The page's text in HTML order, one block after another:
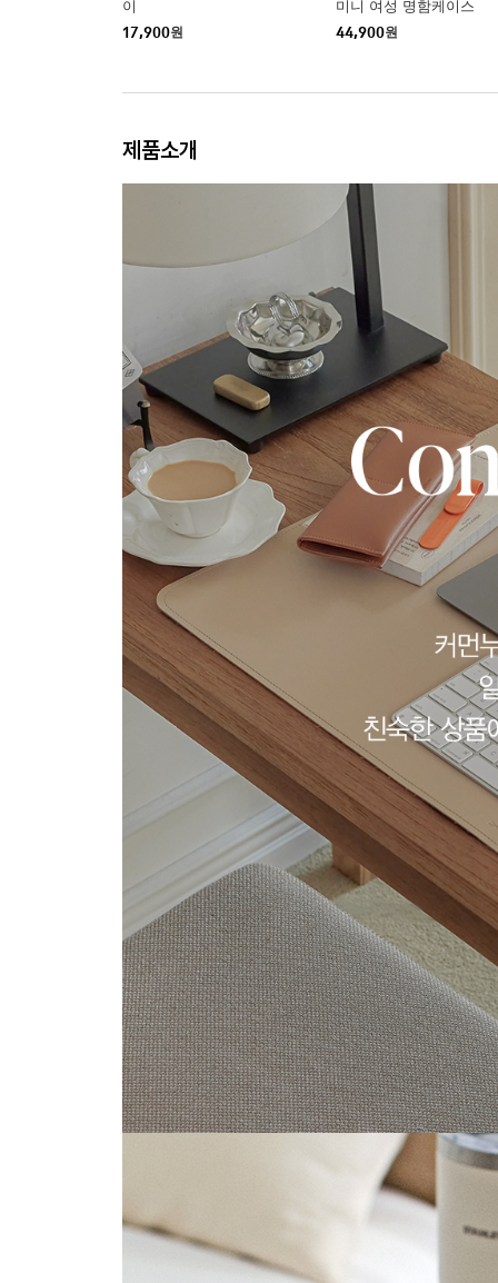
이
17,900원
미니 여성 명함케이스
44,900원
제품소개